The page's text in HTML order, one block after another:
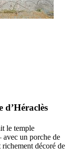
d’Héraclès
le temple
avec un porche de
décoré de